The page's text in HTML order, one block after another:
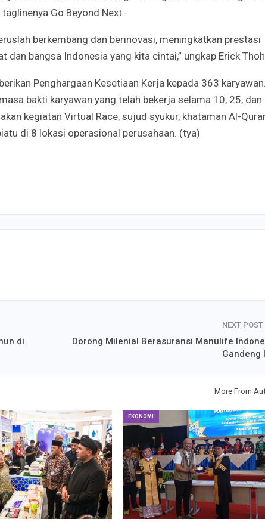
Go Beyond Next.
berkembang dan berinovasi, meningkatkan prestasi
dan bangsa Indonesia yang kita cintai,” ungkap Erick
Penghargaan Kesetiaan Kerja kepada 363
bakti karyawan yang telah bekerja selama 10, 25, dan
kegiatan Virtual Race, sujud syukur, khataman Al-
di 8 lokasi operasional perusahaan. (tya)
di
NEXT POST
Dorong Milenial Berasuransi Manulife
Gandeng
More From
EKONOMI